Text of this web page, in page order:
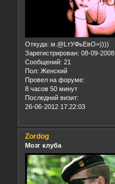
Откуда: м.@LтУФьЕвО=))))
Зарегистрирован: 08-09-2008
Сообщений: 21
Пол: Женский
Провел на форуме:
8 часов 50 минут
Последний визит:
26-06-2012 17:22:03
Zordog
Мозг клуба